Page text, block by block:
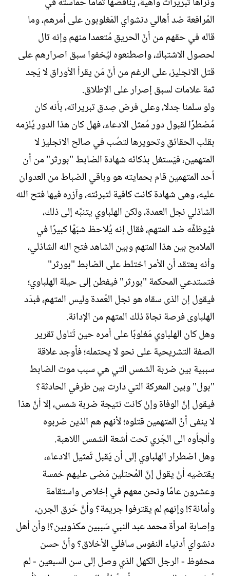
المُرافعة ضد أهالي دنشواي المَغلوبون على أمرهم، وما
قاله في حقهم من أنَّ الحريق مُتعمدا منهم وإنه تال
لحصول الاشتباك، واصطنعوه ليُخفوا سبق اصرارهم على
قتل الانجليز، على الرغم من أنَّ مَن يقرأ الأوراق لا يَجد
ثمة علامات لسبق إصرار على الإطلاق.
ولو سلمنا جدلا، وعلى فرض صِدق تبريراته، بأنه كان
مُضطرًا لقبول دور مُمثل الادعاء، فهل كان هذا الدور يُلزمه
بقلب الحقائق وتحويرها لتصُب في صالح الانجليز لا
المتهمين، فيَستغل بذكائه شهادة الضابط "بورثر" من أن
أحد المتهمين قام بحمايته هو وباقي الضباط من العدوان
عليه، وهى شهادة كانت كافية لتبرئته، وآزره فيها فتح الله
الشاذلي نجل العمدة، ولكن الهلباوي يتنبَّه إلى ذلك،
فيُوظفَّه ضد المتهم، فقال إنه يُلاحظ شبَهًا كبيرًا في
الملامح بين هذا المتهم وبين الشاهد فتح الله الشاذلي،
وأنه يعتقد أن الأمر اختلط على الضابط "بورثر"
فتستدعي المحكمة "بورثر" فيفطن إلى حيلة الهلباوي؛
فيقول إن الذى سقاه هو نجل العُمدة وليس المتهم، فبدَد
الهلباوى فرصة نجاة ذلك المتهم من الإدانة.
وهل كان الهلباوي مَغلوبًا على أمره حين تَناول تقرير
الصفة التشريحية على نحو لا يحتمله؛ فأوجد علاقة
سببية بين ضربة الشمس التي هي سبب موت الضابط
"بول" وبين المعركة التي دارت بين طرفي الحادثة؟
فيقول إنَّ الوفاة وإنْ كانت نتيجة ضربة شمس، إلا أنَّ هذا
لا ينفى أنَّ المتهمين قتلوه؛ لأنهم هم الذين ضربوه
وألجأوه الى الجَري تحت أشعة الشمس اللاهبة.
وهل اضطرار الهلباوي إلى أن يَقبل تَمثيل الادعاء،
يقتضيه أنْ يقول إنَّ المُحتلين مَضى عليهم خمسة
وعشرون عامًا ونحن معهم في إخلاص واستقامة
وأمانة؟! وإنهم لم يقترفوا جريمة؟ وأنَّ حَرق الجرن،
وإصابة امرأة محمد عبد النبي سَببين مكذوبين؟! وأن أهل
دنشواي أدنياء النفوس سافلي الأخلاق؟ وأنَّ حسن
محفوظ - الرجل الكهل الذي وصل إلى سن السبعين - لم